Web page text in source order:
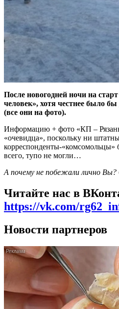
После новогодней ночи на
человек», хотя честнее было бы
(все они на фото).
Информацию + фото «КП –
«очевидца», поскольку ни
корреспонденты-«комсомольцы»
всего, тупо не могли…
А почему не побежали лично
Читайте нас в
https://vk.com/
Новости партнеров